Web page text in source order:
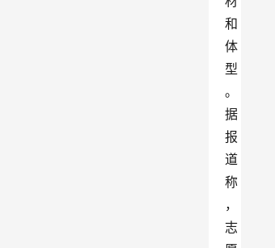
和
体
型
。
据
报
道
称
，
志